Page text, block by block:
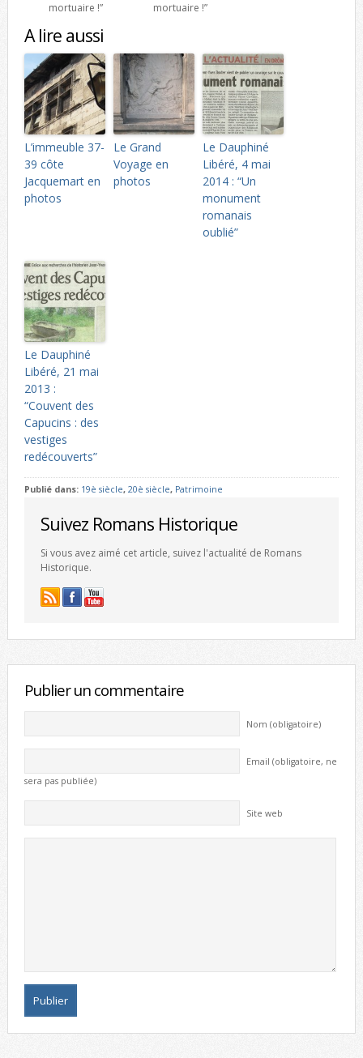
mortuaire !”
mortuaire !”
A lire aussi
L’immeuble 37-
39 côte
Jacquemart en
photos
Le Grand
Voyage en
photos
Le Dauphiné
Libéré, 4 mai
2014 : “Un
monument
romanais
oublié”
Le Dauphiné
Libéré, 21 mai
2013 :
“Couvent des
Capucins : des
vestiges
redécouverts”
Publié dans: 19è siècle, 20è siècle, Patrimoine
Suivez Romans Historique
Si vous avez aimé cet article, suivez l'actualité de Romans
Historique.
Publier un commentaire
Nom (obligatoire)
Email (obligatoire, ne
sera pas publiée)
Site web